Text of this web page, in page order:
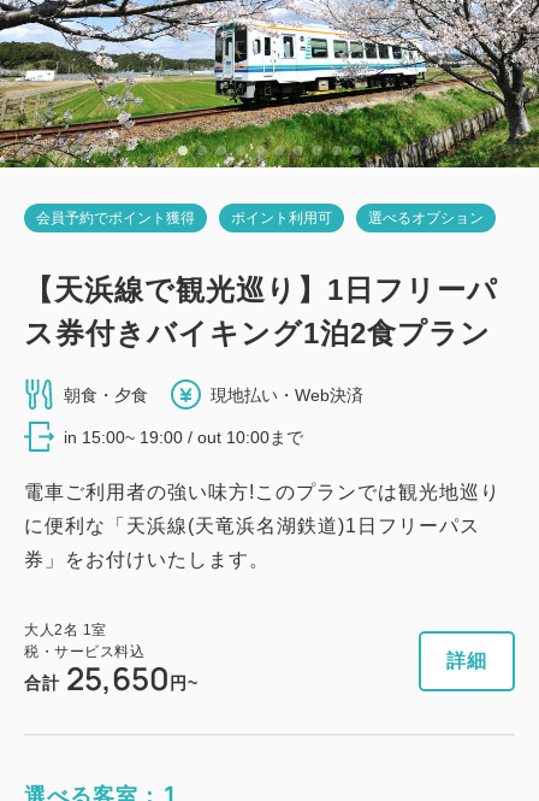
大人2名1室
税・サービス料込
合計 28,800円~
詳細 日付を選択
会員予約でポイント獲得 ポイント利用可 選べるオプション
【天浜線で観光巡り】1日フリーパ
ス券付きバイキング1泊2食プラン
朝食・夕食 現地払い・Web決済
in 15:00~ 19:00 / out 10:00まで
電車ご利用者の強い味方!このプランでは観光地巡り
に便利な「天浜線(天竜浜名湖鉄道)1日フリーパス
券」をお付けいたします。
大人2名 1室
税・サービス料込
合計 25,650 円~
詳細